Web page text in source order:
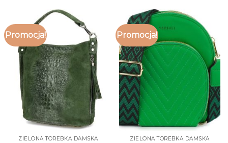
Promocja!
ZIELONA TOREBKA DAMSKA
Promocja!
ZIELONA TOREBKA DAMSKA